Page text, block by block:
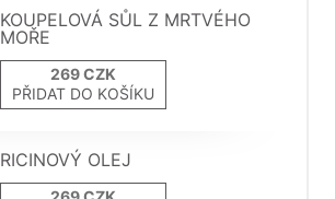
KOUPELOVÁ SŮL Z MRTVÉHO
MOŘE
PŘIDAT DO KOŠÍKU
RICINOVÝ OLEJ